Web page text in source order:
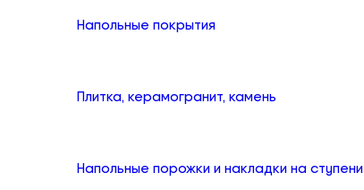
Напольные покрытия
Плитка, керамогранит, камень
Напольные порожки и накладки на ступени